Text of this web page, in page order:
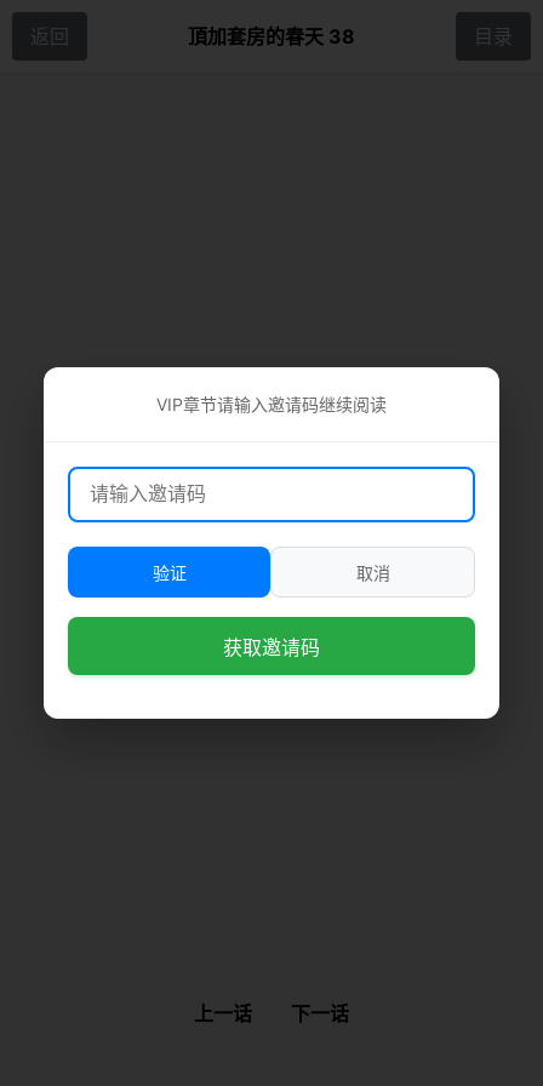
返回 頂加套房的春天 38 目录
上一话 下一话
VIP章节请输入邀请码继续阅读
验证 取消
获取邀请码